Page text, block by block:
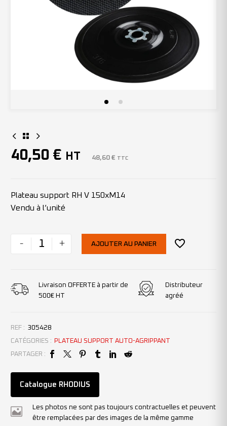
40,50 € HT 48,60 € TTC
Plateau support RH V 150xM14
Vendu à l’unité
- + AJOUTER AU PANIER
Livraison OFFERTE à partir de
500€ HT
Distributeur
agréé
REF : 305428
CATÉGORIES :
PLATEAU SUPPORT AUTO-AGRIPPANT
PARTAGER :
Catalogue RHODIUS
Les photos ne sont pas toujours contractuelles et peuvent
être remplacées par des images de la même gamme